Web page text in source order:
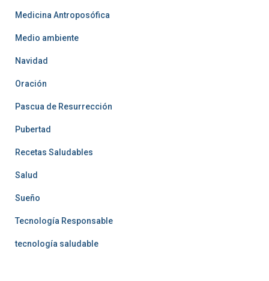
Medicina Antroposófica
Medio ambiente
Navidad
Oración
Pascua de Resurrección
Pubertad
Recetas Saludables
Salud
Sueño
Tecnología Responsable
tecnología saludable